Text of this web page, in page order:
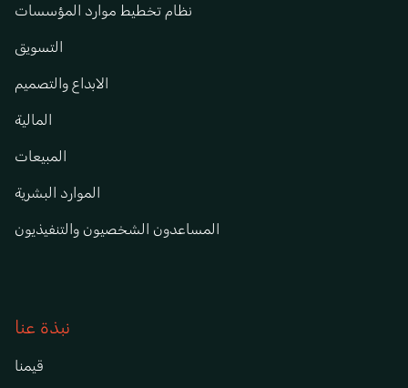
نظام تخطيط موارد المؤسسات
التسويق
الابداع والتصميم
المالية
المبيعات
الموارد البشرية
المساعدون الشخصيون والتنفيذيون
نبذة عنا
قيمنا